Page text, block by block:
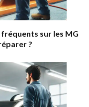
sur les MG
?